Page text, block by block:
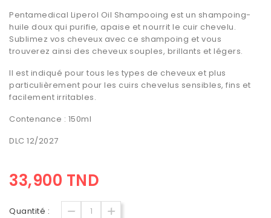
Pentamedical Liperol Oil Shampooing est un shampoing-
huile doux qui purifie, apaise et nourrit le cuir chevelu.
Sublimez vos cheveux avec ce shampoing et vous
trouverez ainsi des cheveux souples, brillants et légers.
Il est indiqué pour tous les types de cheveux et plus
particulièrement pour les cuirs chevelus sensibles, fins et
facilement irritables.
Contenance : 150ml
DLC 12/2027
33,900 TND
Quantité :